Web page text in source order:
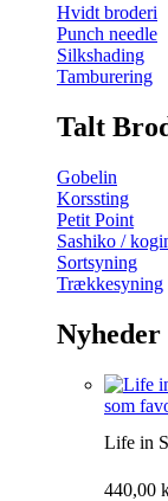
Hvidt broderi
Punch needle
Silkshading
Tamburering
Talt
Gobelin
Korssting
Petit Point
Sashiko /
Sortsyning
Trækkesyning
Nyheder
som
Life in
440,00